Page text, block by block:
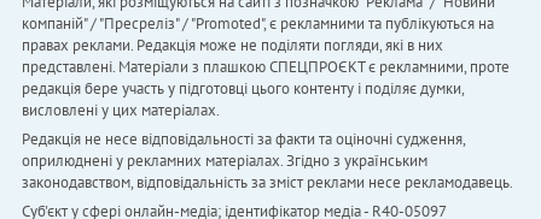
компаній" / "Пресреліз" / "Promoted", є рекламними та публікуються на
правах реклами. Редакція може не поділяти погляди, які в них
представлені. Матеріали з плашкою СПЕЦПРОЄКТ є рекламними, проте
редакція бере участь у підготовці цього контенту і поділяє думки,
висловлені у цих матеріалах.
Редакція не несе відповідальності за факти та оціночні судження,
оприлюднені у рекламних матеріалах. Згідно з українським
законодавством, відповідальність за зміст реклами несе рекламодавець.
Cуб'єкт у сфері онлайн-медіа; ідентифікатор медіа - R40-05097